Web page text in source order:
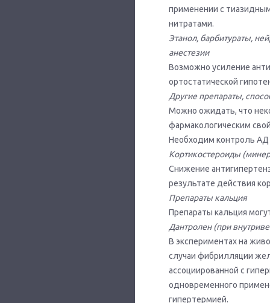
применении с
нитратами.
Этанол, барбитураты,
анестезии
Возможно усиление
ортостатической
Другие препараты,
Можно ожидать, что
фармакологическим
Необходим контроль АД
Кортикостероиды
Снижение
результате действия
Препараты кальция
Препараты кальция
Дантролен (при
В экспериментах на
случаи фибрилляции
ассоциированной с
одновременного
гипертермией.